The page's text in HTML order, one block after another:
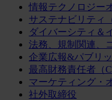
情報テクノロジー
サステナビリティ
ダイバーシティ＆
法務、規制関連、
企業広報&パブリ
最高財務責任者（
マーケティング・
社外取締役